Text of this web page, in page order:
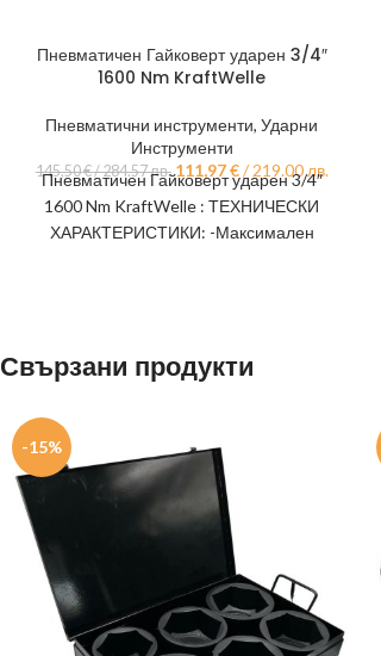
Пневматичен Гайковерт ударен 3/4″
1600 Nm KraftWelle
Пневматични инструменти,Ударни
Инструменти
145,50€/ 284.57 лв. 111,97€/ 219.00 лв.
Пневматичен Гайковерт ударен 3/4″
1600 Nm KraftWelle : ТЕХНИЧЕСКИ
ХАРАКТЕРИСТИКИ: -Максимален
Свързани продукти
-15%